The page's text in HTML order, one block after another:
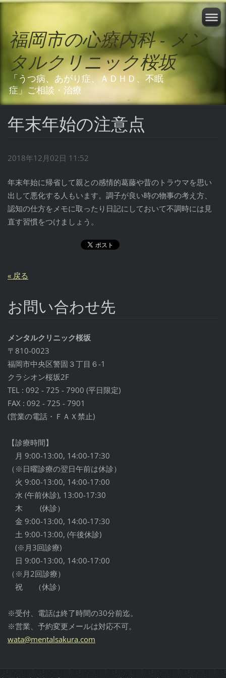
福岡市の心療内科 - メン
タルクリニック桜坂
「うつ病、あがり症、ＡＤＨＤ、不眠
症」ご相談・治療
年末年始の注意点
2018年12月02日 11:52
年末年始に帰省して親との感情的葛藤や昔のトラウマを思い
出して悪化する人もいます。調子が良い時の物事の考え方、
認知の仕方をメモに取ったり日記にしておいて不調時には見
直す習慣をつけましょう。
« 戻る
お問い合わせ先
メンタルクリニック桜坂
〒810-0023
福岡市中央区警固３丁目６-1
クラシオン桜坂2F
TEL : 092 - 725 - 7900 (平日限定)
FAX : 092 - 725 - 7901
(営業の電話・ＦＡＸ禁止)
【診療時間】
月 9:00-13:00, 14:00-17:30
（※日曜診療の翌日午前は休診）
火 9:00-13:00, 14:00-17:00
水 (午前休診), 13:00-17:30
木 (休診）
金 9:00-13:00, 14:00-17:30
土 9:00-13:00, (午後休診)
(※月3回診療)
日 9:00-13:00, 14:00-17:00
（※月2回診療）
祝 （休診）
※受付、電話は終了時間の30分前迄。
※営業、予約変更メールは対応不可。
wata@mentalsakura.com